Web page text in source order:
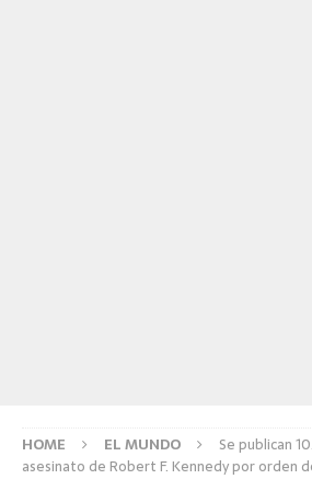
HOME EL MUNDO
Se publican
asesinato de Robert F. Kennedy por orden